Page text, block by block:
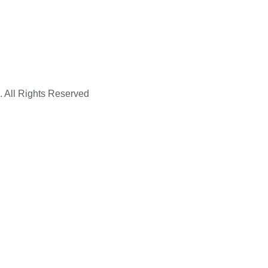
All Rights Reserved